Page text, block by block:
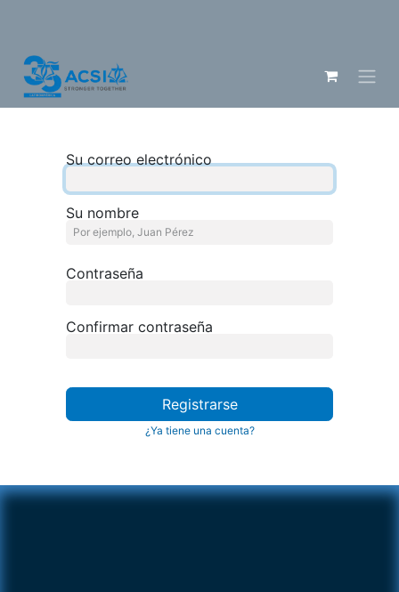
Su correo electrónico
Su nombre
Contraseña
Confirmar contraseña
Registrarse
¿Ya tiene una cuenta?